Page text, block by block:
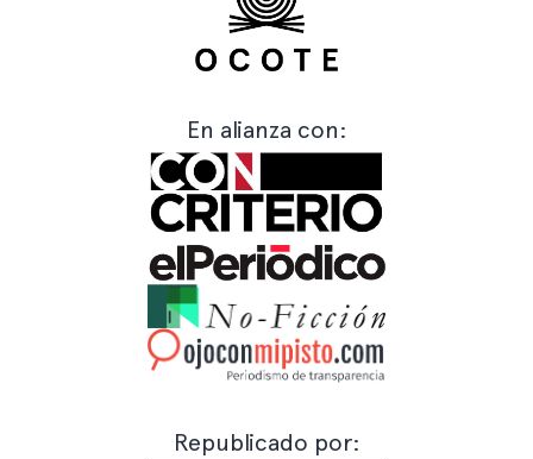
En alianza con:
Republicado por: